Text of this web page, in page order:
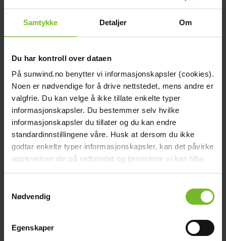
Samtykke Detaljer Om
Du har kontroll over dataen
På sunwind.no benytter vi informasjonskapsler (cookies).
Noen er nødvendige for å drive nettstedet, mens andre er
valgfrie. Du kan velge å ikke tillate enkelte typer
informasjonskapsler. Du bestemmer selv hvilke
informasjonskapsler du tillater og du kan endre
standardinnstillingene våre. Husk at dersom du ikke
godtar enkelte typer informasjonskapsler, kan det påvirke
opplevelsen din på nettstedet og tjenestene vi kan tilby.
Nødvendig
Egenskaper
Klarnan joustavat maksutavat
Saat tuotteet heti, maksa myöhemmin
Arvostelut
Kysymykset ja vastaukset
Toimitus- ja palautusehdot
Kuvaus
Valmistajan tuotekoodi: BAT412101084
Victron Deep Cycle 12V 110Ah AGM-akku -
Huippulaatua Victron Energyltä!
Victron Deep Cycle 12V 110Ah AGM-akkuon suunniteltu
tarjoamaan erinomaista suorituskykyä ja kestävyyttä erilaisiin
matkailuvaunuihin ja muihin vaativiin kohteisiin, joissa tarvitaan
luotettavaa ja pitkäikäistä virtalähdettä.